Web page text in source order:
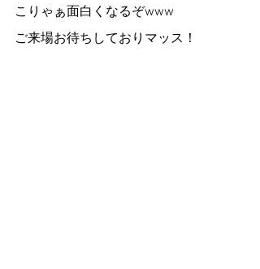
こりゃぁ面白くなるぞwww
ご来場お待ちしておりマッス！